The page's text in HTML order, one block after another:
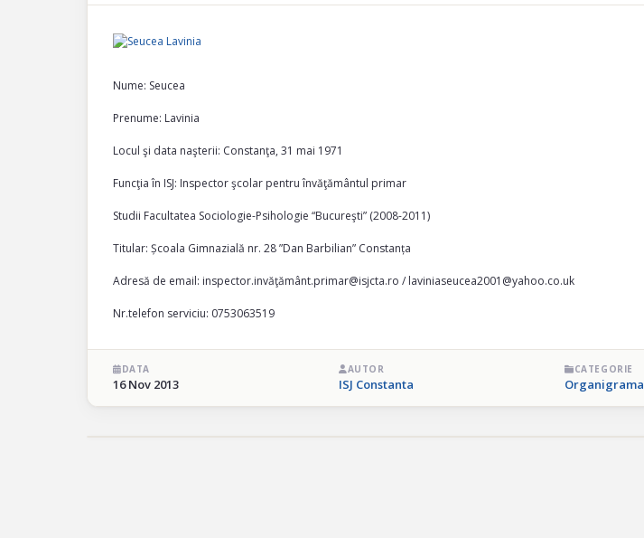
Nume: Seucea
Prenume: Lavinia
Locul şi data naşterii: Constanţa, 31 mai 1971
Funcţia în ISJ: Inspector şcolar pentru învăţământul primar
Studii Facultatea Sociologie-Psihologie “Bucureşti” (2008-2011)
Titular: Școala Gimnazială nr. 28 ”Dan Barbilian” Constanța
Adresă de email: inspector.invăţământ.primar@isjcta.ro / laviniaseucea2001@yahoo.co.uk
Nr.telefon serviciu: 0753063519
DATA
16 Nov 2013
AUTOR
ISJ Constanta
CATEGORIE
Organigrama